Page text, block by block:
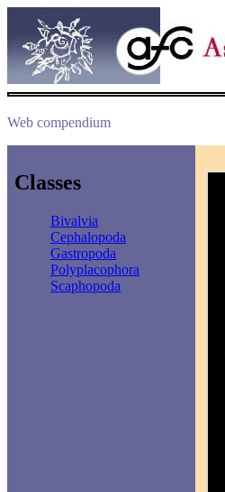
Web compendium
Classes
Bivalvia
Cephalopoda
Gastropoda
Polyplacophora
Scaphopoda